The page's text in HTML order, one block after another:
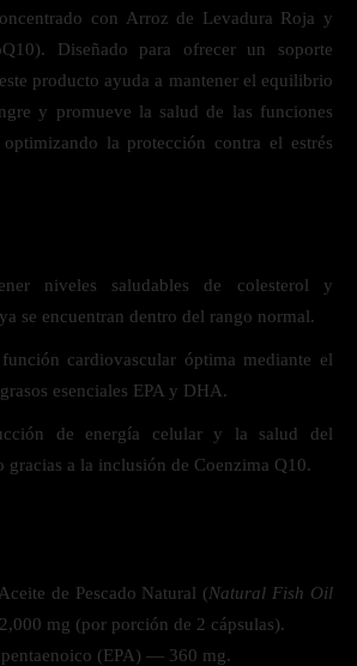
con Arroz de Levadura Roja y
Diseñado para ofrecer un soporte
producto ayuda a mantener el equilibrio
y promueve la salud de las funciones
la protección contra el estrés
niveles saludables de colesterol y
se encuentran dentro del rango normal.
cardiovascular óptima mediante el
esenciales EPA y DHA.
de energía celular y la salud del
gracias a la inclusión de Coenzima Q10.
de Pescado Natural (Natural Fish Oil
mg (por porción de 2 cápsulas).
(EPA) — 360 mg.